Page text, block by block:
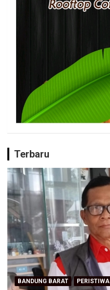
Terbaru
BANDUNG BARAT PERISTIWA